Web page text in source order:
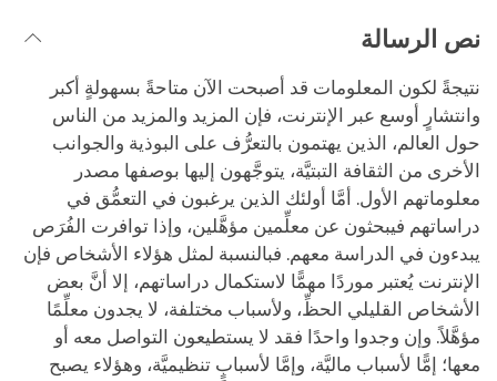
نص الرسالة
نتيجةً لكون المعلومات قد أصبحت الآن متاحةً بسهولةٍ أكبر
وانتشارٍ أوسع عبر الإنترنت، فإن المزيد والمزيد من الناس
حول العالم، الذين يهتمون بالتعرُّف على البوذية والجوانب
الأخرى من الثقافة التبتيَّة، يتوجَّهون إليها بوصفها مصدر
معلوماتهم الأول. أمَّا أولئك الذين يرغبون في التعمُّق في
دراساتهم فيبحثون عن معلِّمين مؤهَّلين، وإذا توافرت الفُرَص
يبدءون في الدراسة معهم. فبالنسبة لمثل هؤلاء الأشخاص فإن
الإنترنت يُعتبر موردًا مهمًّا لاستكمال دراساتهم، إلا أنَّ بعض
الأشخاص القليلي الحظِّ، ولأسباب مختلفة، لا يجدون معلِّمًا
مؤهَّلاً. وإن وجدوا واحدًا فقد لا يستطيعون التواصل معه أو
معها؛ إمًّا لأسباب ماليَّة، وإمَّا لأسبابٍ تنظيميَّة، وهؤلاء يصبح